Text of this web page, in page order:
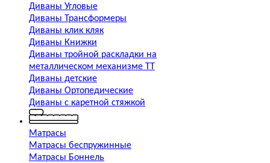
Диваны Угловые
Диваны Трансформеры
Диваны клик кляк
Диваны Книжки
Диваны тройной раскладки на
металлическом механизме ТТ
Диваны детские
Диваны Ортопедические
Диваны с каретной стяжкой
Матрасы
Матрасы беспружинные
Матрасы Боннель